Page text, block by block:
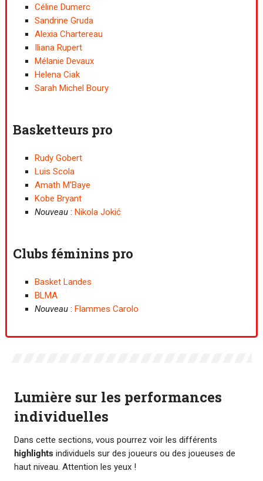
Céline Dumerc
Sandrine Gruda
Alexia Chartereau
Iliana Rupert
Mélanie Devaux
Helena Ciak
Sarah Michel Boury
Basketteurs pro
Rudy Gobert
Luis Scola
Amath M’Baye
Kobe Bryant
Nouveau : Nikola Jokić
Clubs féminins pro
Basket Landes
BLMA
Nouveau : Flammes Carolo
Lumière sur les performances
individuelles
Dans cette sections, vous pourrez voir les différents
highlights individuels sur des joueurs ou des joueuses de
haut niveau. Attention les yeux !